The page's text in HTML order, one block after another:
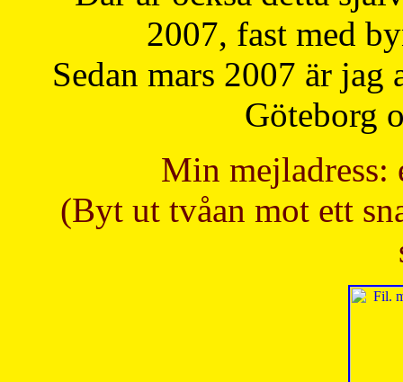
2007, fast med
Sedan mars 2007 är
Göteborg
Min mejladress:
(Byt ut tvåan mot ett